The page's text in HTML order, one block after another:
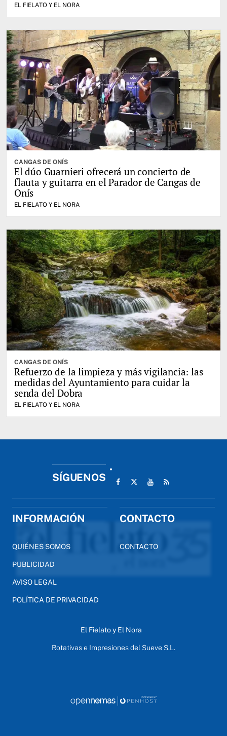
EL FIELATO Y EL NORA
CANGAS DE ONÍS
El dúo Guarnieri ofrecerá un concierto de
flauta y guitarra en el Parador de Cangas de
Onís
EL FIELATO Y EL NORA
CANGAS DE ONÍS
Refuerzo de la limpieza y más vigilancia: las
medidas del Ayuntamiento para cuidar la
senda del Dobra
EL FIELATO Y EL NORA
SÍGUENOS
INFORMACIÓN
QUIÉNES SOMOS
PUBLICIDAD
AVISO LEGAL
POLÍTICA DE PRIVACIDAD
CONTACTO
CONTACTO
El Fielato y El Nora
Rotativas e Impresiones del Sueve S.L.